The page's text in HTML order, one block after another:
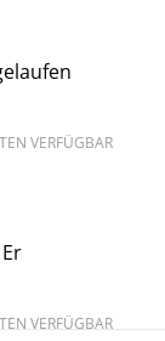
VERFÜGBAR
VERFÜGBAR